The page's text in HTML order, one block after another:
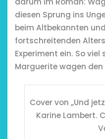
diesen Sprung ins
beim Altbekannten
fortschreitenden
Experiment ein. So
Marguerite wagen den
Cover von „Und
Karine Lambert.